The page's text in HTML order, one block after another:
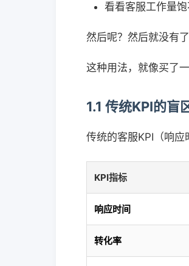
看看客服工作量饱
然后呢？然后就没有了
这种用法，就像买了
1.1 传统KPI的盲
传统的客服KPI（响应
KPI指标
响应时间
转化率